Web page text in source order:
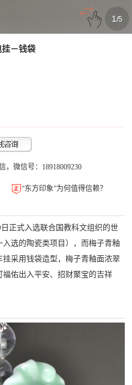
1 /5
挂－钱袋
微信号：18918009230
“东方印象”为何值得信赖？
正式入选联合国教科文组织的世
选的陶瓷类项目），而梅子青釉
采用钱袋造型，梅子青釉面浓翠
佑出入平安、招财聚宝的吉祥